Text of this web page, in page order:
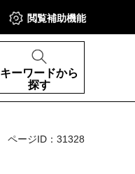
閲覧補助機能
キーワードから
探す
ページID：31328